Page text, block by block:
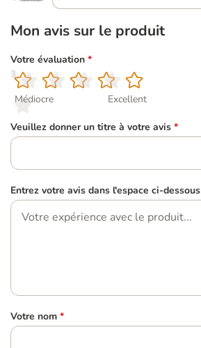
Mon avis sur le produit
Votre évaluation *
1
Médiocre
2
3
4
5
Excellent
Veuillez donner un titre à votre avis *
Entrez votre avis dans l'espace ci-dessous
Votre nom *